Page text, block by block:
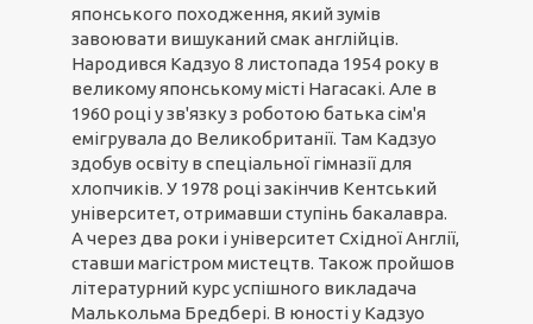
японського походження, який зумів
завоювати вишуканий смак англійців.
Народився Кадзуо 8 листопада 1954 року в
великому японському місті Нагасакі. Але в
1960 році у зв'язку з роботою батька сім'я
емігрувала до Великобританії. Там Кадзуо
здобув освіту в спеціальної гімназії для
хлопчиків. У 1978 році закінчив Кентський
університет, отримавши ступінь бакалавра.
А через два роки і університет Східної Англії,
ставши магістром мистецтв. Також пройшов
літературний курс успішного викладача
Малькольма Бредбері. В юності у Кадзуо